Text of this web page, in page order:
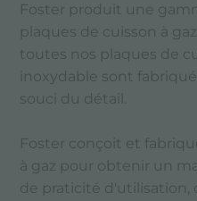
Foster produit une
plaques de cuisson à
toutes nos plaques de
inoxydable sont
souci du détail.
Foster conçoit et
à gaz pour obtenir un
de praticité d'utilisation,